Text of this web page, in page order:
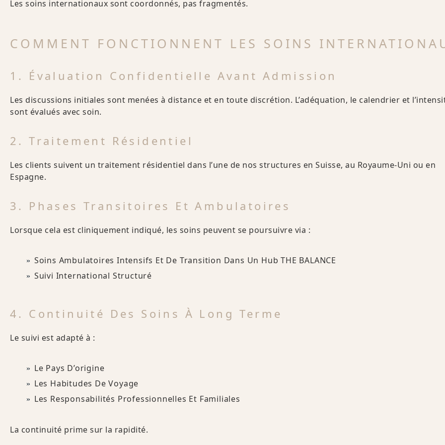
Les soins internationaux sont coordonnés, pas fragmentés.
COMMENT FONCTIONNENT LES SOINS
1. Évaluation Confidentielle Avant Admission
Les discussions initiales sont menées à distance et en toute discrétion. L’adéquation, le calendrier et
sont évalués avec soin.
2. Traitement Résidentiel
Les clients suivent un traitement résidentiel dans l’une de nos structures en Suisse, au Royaume-Uni ou en
Espagne.
3. Phases Transitoires Et Ambulatoires
Lorsque cela est cliniquement indiqué, les soins peuvent se poursuivre via :
Soins Ambulatoires Intensifs Et De Transition Dans Un Hub THE BALANCE
Suivi International Structuré
4. Continuité Des Soins À Long Terme
Le suivi est adapté à :
Le Pays D’origine
Les Habitudes De Voyage
Les Responsabilités Professionnelles Et Familiales
La continuité prime sur la rapidité.